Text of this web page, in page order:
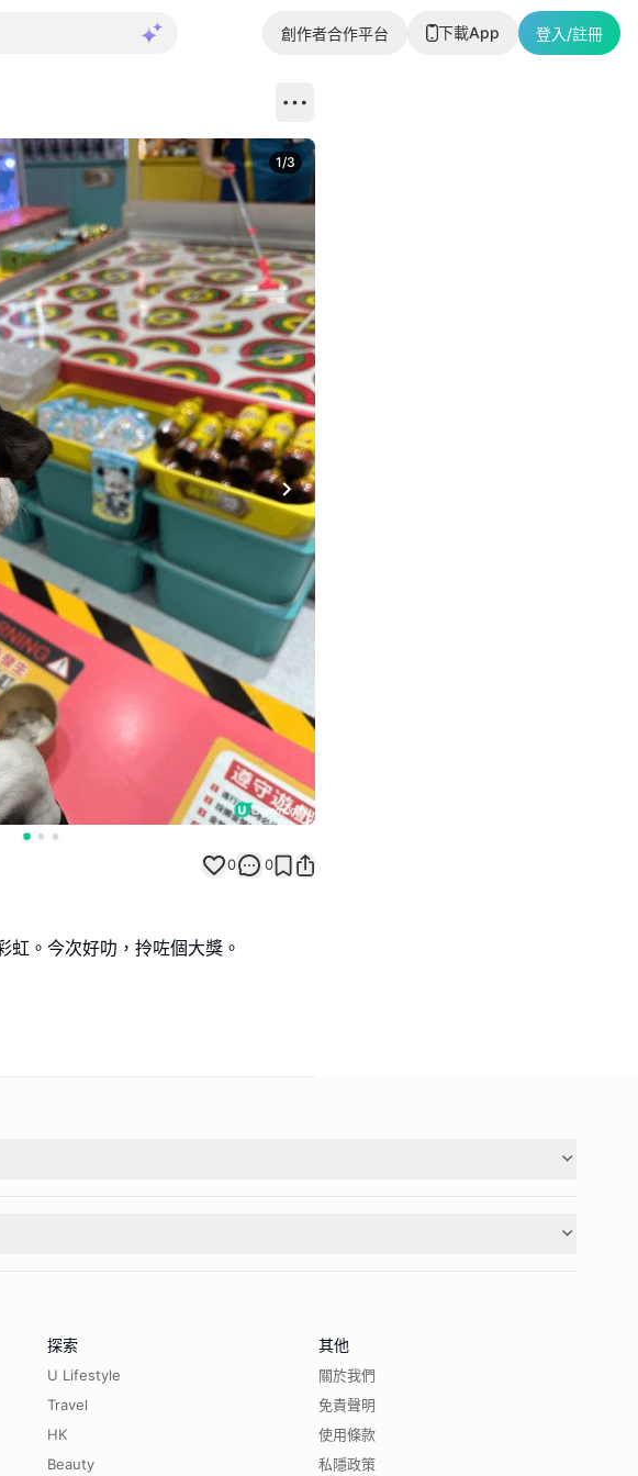
創作者合作平台 下載App 登入/註冊
Next slide
1/3
0 0
探索
U Lifestyle
Travel
HK
Beauty
其他
關於我們
免責聲明
使用條款
私隱政策